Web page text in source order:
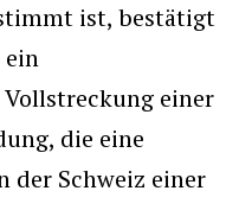
ist, bestätigt
ein
einer
die eine
der Schweiz einer